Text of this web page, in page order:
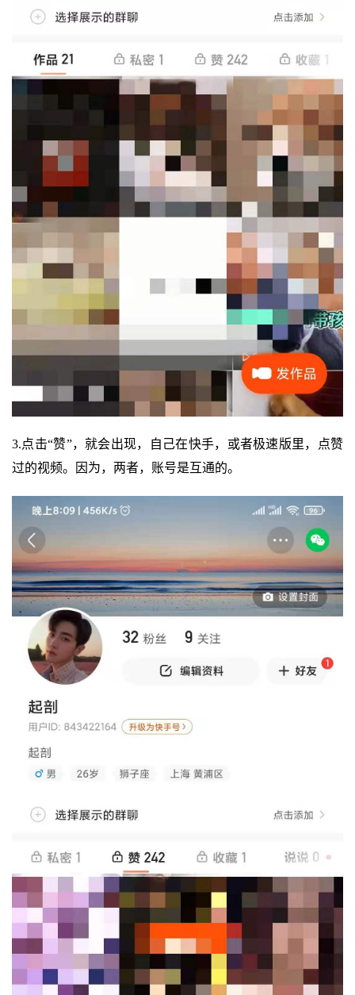
3.点击“赞”，就会出现，自己在快手，或者极速版里，点赞
过的视频。因为，两者，账号是互通的。